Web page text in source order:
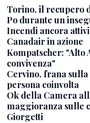
Torino, il recupero
Po durante un
Incendi ancora
Canadair in azione
Kompatscher: "Alto
convivenza"
Cervino, frana sulla
persona coinvolta
Ok della Camera
maggioranza sulle
Giorgetti